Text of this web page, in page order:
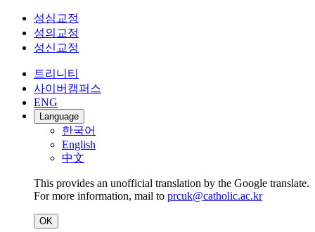
성심교정
성의교정
성신교정
트리니티
사이버캠퍼스
ENG
Language
한국어
English
中文
This provides an unofficial translation by the Google translate.
For more information, mail to prcuk@catholic.ac.kr
OK